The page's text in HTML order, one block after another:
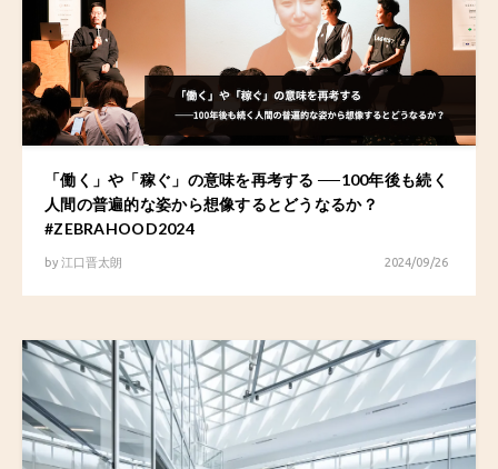
「働く」や「稼ぐ」の意味を再考する ──100年後も続く
人間の普遍的な姿から想像するとどうなるか？
#ZEBRAHOOD2024
by 江口晋太朗 2024/09/26